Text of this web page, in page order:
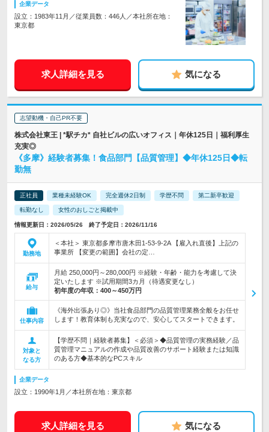
企業データ
設立：1983年11月／従業員数：446人／本社所在地：
東京都
求人詳細を見る 気になる
志望動機・自己PR不要
株式会社東王 | *駅チカ* 自社ビルの広いオフィス｜年休125日｜福利厚生
充実◎
《多摩》経験者募集！食品部門【品質管理】◆年休125日◆転
勤無
正社員 業種未経験OK 完全週休2日制 学歴不問 第二新卒歓迎
転勤なし 女性のおしごと掲載中
情報更新日：2026/05/26 終了予定日：2026/11/16
勤務地
＜本社＞ 東京都多摩市唐木田1-53-9-2A 【雇入れ直後】上記の
事業所 【変更の範囲】会社の定…
給与
月給 250,000円～280,000円 ※経験・年齢・能力を考慮して決
定いたします ※試用期間3カ月（待遇変更なし）
初年度の年収： 400～450万円
仕事内容
《海外出張あり◎》当社食品部門の品質管理業務全般をお任せ
します！教育体制も充実なので、安心してスタートできます。
対象と
なる方
【学歴不問｜経験者募集】＜必須＞◆品質管理の実務経験／品
質管理マニュアルの作成や品質改善のサポート経験または知識
のある方◆基本的なPCスキル
企業データ
設立：1990年1月／本社所在地：東京都
求人詳細を見る 気になる